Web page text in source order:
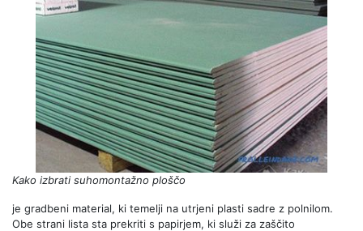
Kako izbrati suhomontažno ploščo
je gradbeni material, ki temelji na utrjeni plasti sadre z polnilom.
Obe strani lista sta prekriti s papirjem, ki služi za zaščito